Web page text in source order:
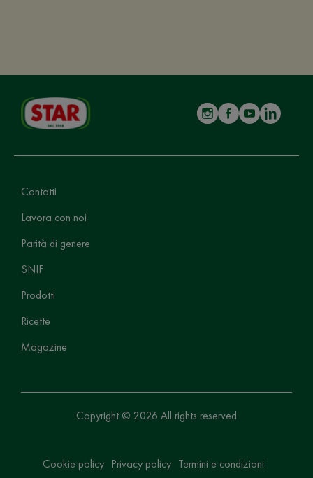
Contatti
Lavora con noi
Parità di genere
SNIF
Prodotti
Ricette
Magazine
Copyright © 2026 All rights reserved
Cookie policy Privacy policy Termini e condizioni